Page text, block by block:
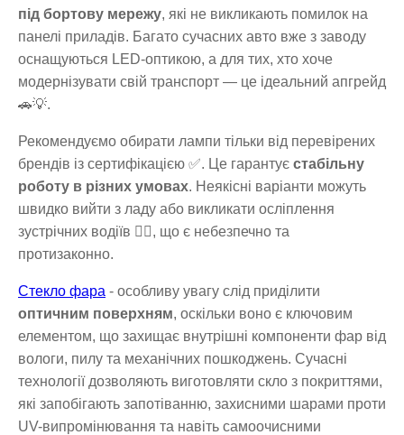
під бортову мережу, які не викликають помилок на
панелі приладів. Багато сучасних авто вже з заводу
оснащуються LED-оптикою, а для тих, хто хоче
модернізувати свій транспорт — це ідеальний апгрейд
🚗💡.
Рекомендуємо обирати лампи тільки від перевірених
брендів із сертифікацією ✅. Це гарантує стабільну
роботу в різних умовах. Неякісні варіанти можуть
швидко вийти з ладу або викликати осліплення
зустрічних водіїв 😵‍💫, що є небезпечно та
протизаконно.
Стекло фара - особливу увагу слід приділити
оптичним поверхням, оскільки воно є ключовим
елементом, що захищає внутрішні компоненти фар від
вологи, пилу та механічних пошкоджень. Сучасні
технології дозволяють виготовляти скло з покриттями,
які запобігають запотіванню, захисними шарами проти
UV-випромінювання та навіть самоочисними